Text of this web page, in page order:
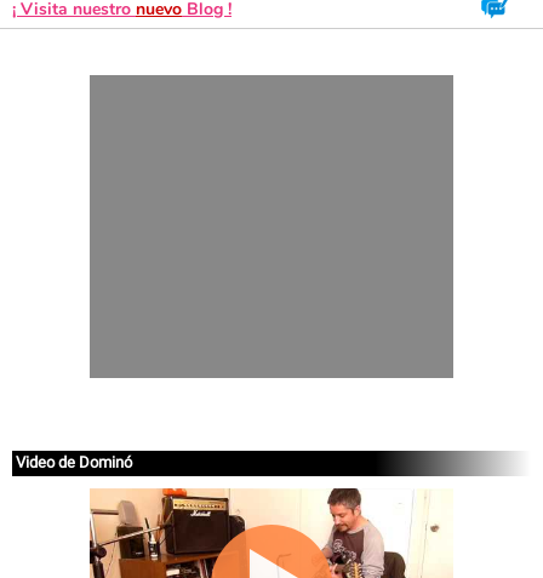
¡ Visita nuestro nuevo Blog !
Video de Dominó